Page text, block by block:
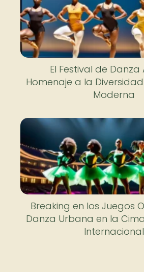
El Festival de Danza
Homenaje a la
Moderna
Breaking en los Juegos
Danza Urbana en la
Internacional